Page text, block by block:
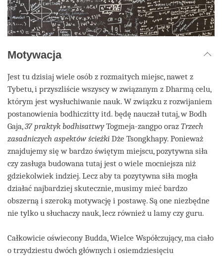
Motywacja
Jest tu dzisiaj wiele osób z rozmaitych miejsc, nawet z
Tybetu, i przyszliście wszyscy w związanym z Dharmą celu,
którym jest wysłuchiwanie nauk. W związku z rozwijaniem
postanowienia bodhiczitty itd. będę nauczał tutaj, w Bodh
Gaja,37 praktyk bodhisattwyTogmeja-zangpo oraz Trzech
zasadniczych aspektów ścieżki Dże Tsongkhapy. Ponieważ
znajdujemy się w bardzo świętym miejscu, pozytywna siła
czy zasługa budowana tutaj jest o wiele mocniejsza niż
gdziekolwiek indziej. Lecz aby ta pozytywna siła mogła
działać najbardziej skutecznie, musimy mieć bardzo
obszerną i szeroką motywację i postawę. Są one niezbędne
nie tylko u słuchaczy nauk, lecz również u lamy czy guru.
Całkowicie oświecony Budda, Wielce Współczujący, ma ciało
o trzydziestu dwóch głównych i osiemdziesięciu